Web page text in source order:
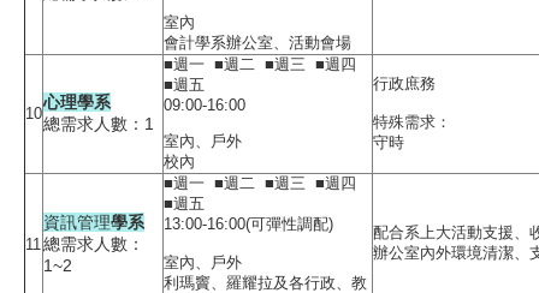
室內
會計學系辦公室、活動會場
10
心理學系
總需求人數：1
■週一 ■週二 ■週三 ■週四
■週五
09:00-16:00
室內、戶外
校內
行政庶務
特殊需求：
守時
11
資訊管理學系
總需求人數：
1~2
■週一 ■週二 ■週三 ■週四
■週五
13:00-16:00(可彈性調配)
室內、戶外
利瑪竇、羅耀拉及各行政、教
配合系上大活動支援、
辦公室內外環境清潔、